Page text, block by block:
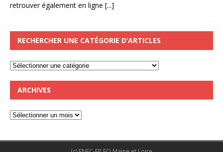
retrouver également en ligne [...]
RECHERCHER UNE CATÉGORIE D’ARTICLES
ARCHIVES